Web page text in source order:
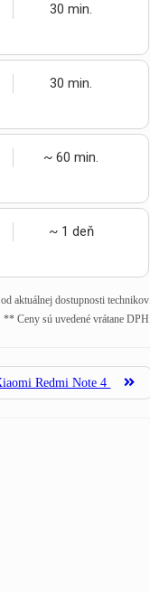
30 min.
30 min.
~ 60 min.
~ 1 deň
aktuálnej dostupnosti technikov
** Ceny sú uvedené vrátane DPH
Redmi Note 4